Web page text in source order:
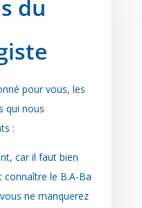
du
pour vous, les
qui nous
:
car il faut bien
le B.A-Ba
ne manquerez